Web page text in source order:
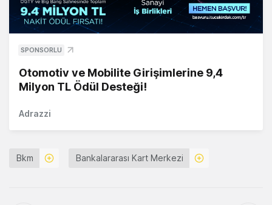
SPONSORLU
Otomotiv ve Mobilite Girişimlerine 9,4
Milyon TL Ödül Desteği!
Adrazzi
Bkm Bankalararası Kart Merkezi